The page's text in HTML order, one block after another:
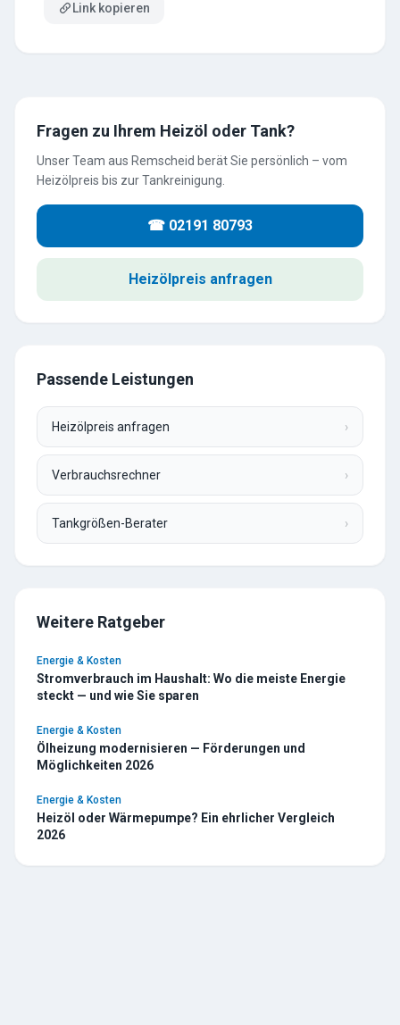
Link kopieren
Fragen zu Ihrem Heizöl oder Tank?
Unser Team aus Remscheid berät Sie persönlich – vom
Heizölpreis bis zur Tankreinigung.
☎ 02191 80793
Heizölpreis anfragen
Passende Leistungen
Heizölpreis anfragen ›
Verbrauchsrechner ›
Tankgrößen-Berater ›
Weitere Ratgeber
Energie & Kosten
Stromverbrauch im Haushalt: Wo die meiste Energie
steckt — und wie Sie sparen
Energie & Kosten
Ölheizung modernisieren — Förderungen und
Möglichkeiten 2026
Energie & Kosten
Heizöl oder Wärmepumpe? Ein ehrlicher Vergleich
2026